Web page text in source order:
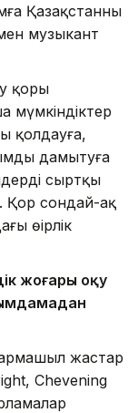
Қазақстанның
музыкант
қоры
қолдауға,
дамытуға
сыртқы
Қор сондай-ақ
өңірлік
жоғары оқу
жастар
Chevening